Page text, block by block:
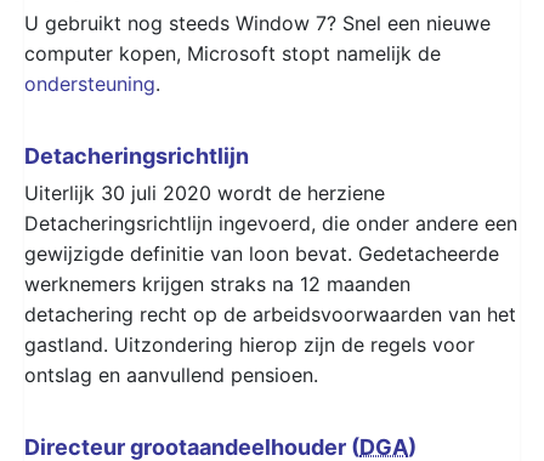
U gebruikt nog steeds Window 7? Snel een nieuwe
computer kopen, Microsoft stopt namelijk de
ondersteuning.
Detacheringsrichtlijn
Uiterlijk 30 juli 2020 wordt de herziene
Detacheringsrichtlijn ingevoerd, die onder andere een
gewijzigde definitie van loon bevat. Gedetacheerde
werknemers krijgen straks na 12 maanden
detachering recht op de arbeidsvoorwaarden van het
gastland. Uitzondering hierop zijn de regels voor
ontslag en aanvullend pensioen.
Directeur grootaandeelhouder (DGA)